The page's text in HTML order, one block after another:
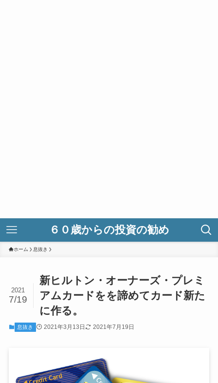
６０歳からの投資の勧め
ホーム 息抜き
新ヒルトン・オーナーズ・プレミ
アムカードをを諦めてカード新た
に作る。
2021
7/19
息抜き 2021年3月13日 2021年7月19日